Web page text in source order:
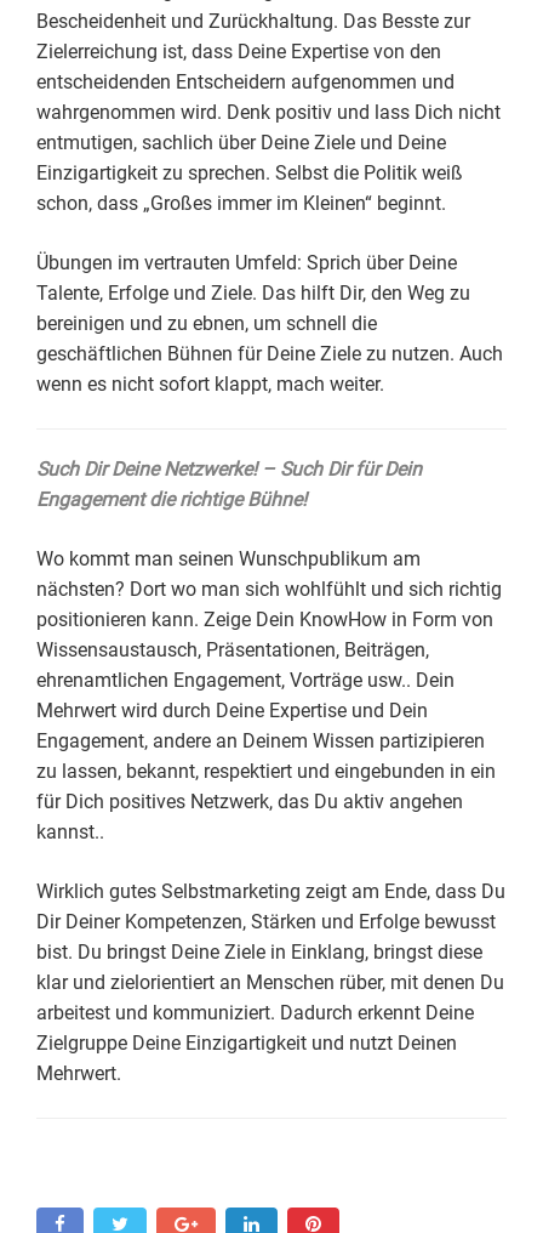
Bescheidenheit und Zurückhaltung. Das Besste zur
Zielerreichung ist, dass Deine Expertise von den
entscheidenden Entscheidern aufgenommen und
wahrgenommen wird. Denk positiv und lass Dich nicht
entmutigen, sachlich über Deine Ziele und Deine
Einzigartigkeit zu sprechen. Selbst die Politik weiß
schon, dass „Großes immer im Kleinen“ beginnt.
Übungen im vertrauten Umfeld: Sprich über Deine
Talente, Erfolge und Ziele. Das hilft Dir, den Weg zu
bereinigen und zu ebnen, um schnell die
geschäftlichen Bühnen für Deine Ziele zu nutzen. Auch
wenn es nicht sofort klappt, mach weiter.
Such Dir Deine Netzwerke! – Such Dir für Dein
Engagement die richtige Bühne!
Wo kommt man seinen Wunschpublikum am
nächsten? Dort wo man sich wohlfühlt und sich richtig
positionieren kann. Zeige Dein KnowHow in Form von
Wissensaustausch, Präsentationen, Beiträgen,
ehrenamtlichen Engagement, Vorträge usw.. Dein
Mehrwert wird durch Deine Expertise und Dein
Engagement, andere an Deinem Wissen partizipieren
zu lassen, bekannt, respektiert und eingebunden in ein
für Dich positives Netzwerk, das Du aktiv angehen
kannst..
Wirklich gutes Selbstmarketing zeigt am Ende, dass Du
Dir Deiner Kompetenzen, Stärken und Erfolge bewusst
bist. Du bringst Deine Ziele in Einklang, bringst diese
klar und zielorientiert an Menschen rüber, mit denen Du
arbeitest und kommuniziert. Dadurch erkennt Deine
Zielgruppe Deine Einzigartigkeit und nutzt Deinen
Mehrwert.